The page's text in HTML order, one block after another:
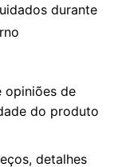
durante
opiniões de
do produto
detalhes